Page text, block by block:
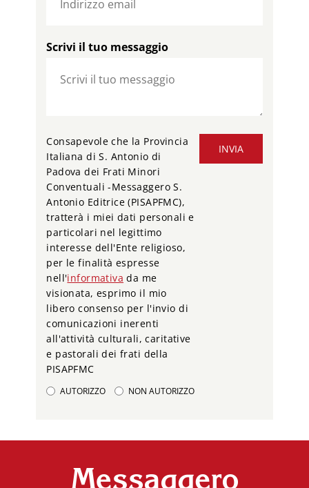
Scrivi il tuo messaggio
INVIA
Consapevole che la Provincia
Italiana di S. Antonio di
Padova dei Frati Minori
Conventuali -Messaggero S.
Antonio Editrice (PISAPFMC),
tratterà i miei dati personali e
particolari nel legittimo
interesse dell'Ente religioso,
per le finalità espresse
nell'informativa da me
visionata, esprimo il mio
libero consenso per l'invio di
comunicazioni inerenti
all'attività culturali, caritative
e pastorali dei frati della
PISAPFMC
AUTORIZZO NON AUTORIZZO